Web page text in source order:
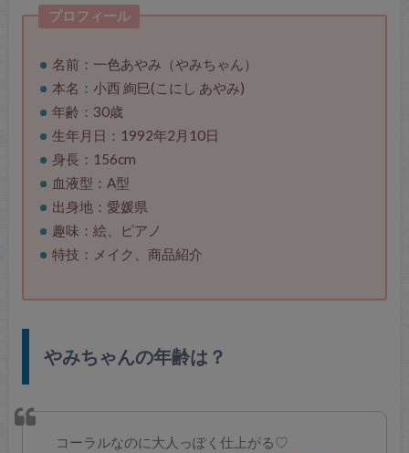
プロフィール
名前：一色あやみ（やみちゃん）
本名：小西 絢巳(こにし あやみ)
年齢：30歳
生年月日：1992年2月10日
身長：156cm
血液型：A型
出身地：愛媛県
趣味：絵、ピアノ
特技：メイク、商品紹介
やみちゃんの年齢は？
コーラルなのに大人っぽく仕上がる♡